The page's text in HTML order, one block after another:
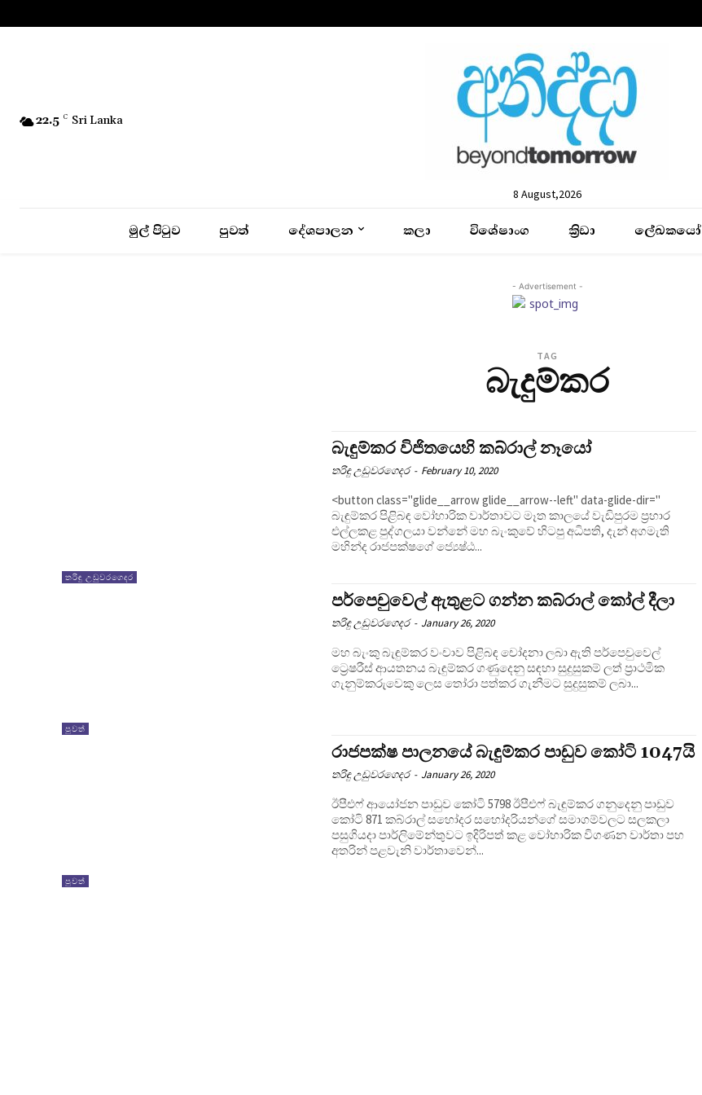
22.5 C Sri Lanka
8 August,2026
මුල් පිටුව පුවත් දේශපාලන කලා විශේෂාංග ක්‍රිඩා ලේඛකයෝ
- Advertisement -
TAG
බැදුම්කර
තරිඳු උඩුවරගෙදර
බැඳුම්කර විජිතයෙහි කබ්රාල් නෑයෝ
තරිඳු උඩුවරගෙදර - February 10, 2020
<button class="glide__arrow glide__arrow--left" data-glide-dir="
බැඳුම්කර පිළිබඳ වෝහාරික වාර්තාවට මෑත කාලයේ වැඩිපුරම ප‍්‍රහාර
එල්ලකළ පුද්ගලයා වන්නේ මහ බැංකුවේ හිටපු අධිපති, දැන් අගමැති
මහින්ද රාජපක්ෂගේ ජ්‍යෙෂ්ඨ...
පුවත්
පර්පෙචුවෙල් ඇතුළට ගන්න කබ්රාල් කෝල් දීලා
තරිඳු උඩුවරගෙදර - January 26, 2020
මහ බැංකු බැඳුම්කර වංචාව පිළිබඳ චෝදනා ලබා ඇති පර්පෙචුවෙල්
ට්‍රෙෂරීස් ආයතනය බැඳුම්කර ගණුදෙනු සඳහා සුදුසුකම් ලත් ප්‍රාථමික
ගැනුම්කරුවෙකු ලෙස තෝරා පත්කර ගැනීමට සුදුසුකම් ලබා...
පුවත්
රාජපක්ෂ පාලනයේ බැඳුම්කර පාඩුව කෝටි 1047යි
තරිඳු උඩුවරගෙදර - January 26, 2020
ඊපීඑෆ් ආයෝජන පාඩුව කෝටි 5798 ඊපීඑෆ් බැඳුම්කර ගනුදෙනු පාඩුව
කෝටි 871 කබ්රාල් සහෝදර සහෝදරියන්ගේ සමාගම්වලට සලකලා
පසුගියදා පාර්ලිමේන්තුවට ඉදිරිපත් කළ වෝහාරික විගණන වාර්තා පහ
අතරින් පළවැනි වාර්තාවෙන්...